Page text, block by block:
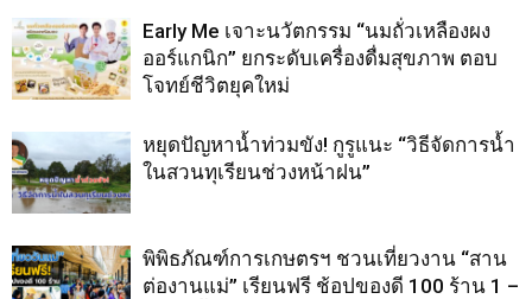
Early Me เจาะนวัตกรรม “นมถั่วเหลืองผง
ออร์แกนิก” ยกระดับเครื่องดื่มสุขภาพ ตอบ
โจทย์ชีวิตยุคใหม่
หยุดปัญหาน้ำท่วมขัง! กูรูแนะ “วิธีจัดการน้ำ
ในสวนทุเรียนช่วงหน้าฝน”
พิพิธภัณฑ์การเกษตรฯ ชวนเที่ยวงาน “สาน
ต่องานแม่” เรียนฟรี ช้อปของดี 100 ร้าน 1 –